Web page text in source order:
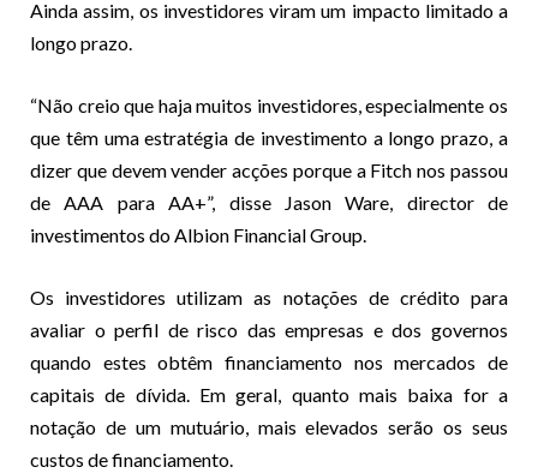
Ainda assim, os investidores viram um impacto limitado a
longo prazo.
“Não creio que haja muitos investidores, especialmente os
que têm uma estratégia de investimento a longo prazo, a
dizer que devem vender acções porque a Fitch nos passou
de AAA para AA+”, disse Jason Ware, director de
investimentos do Albion Financial Group.
Os investidores utilizam as notações de crédito para
avaliar o perfil de risco das empresas e dos governos
quando estes obtêm financiamento nos mercados de
capitais de dívida. Em geral, quanto mais baixa for a
notação de um mutuário, mais elevados serão os seus
custos de financiamento.